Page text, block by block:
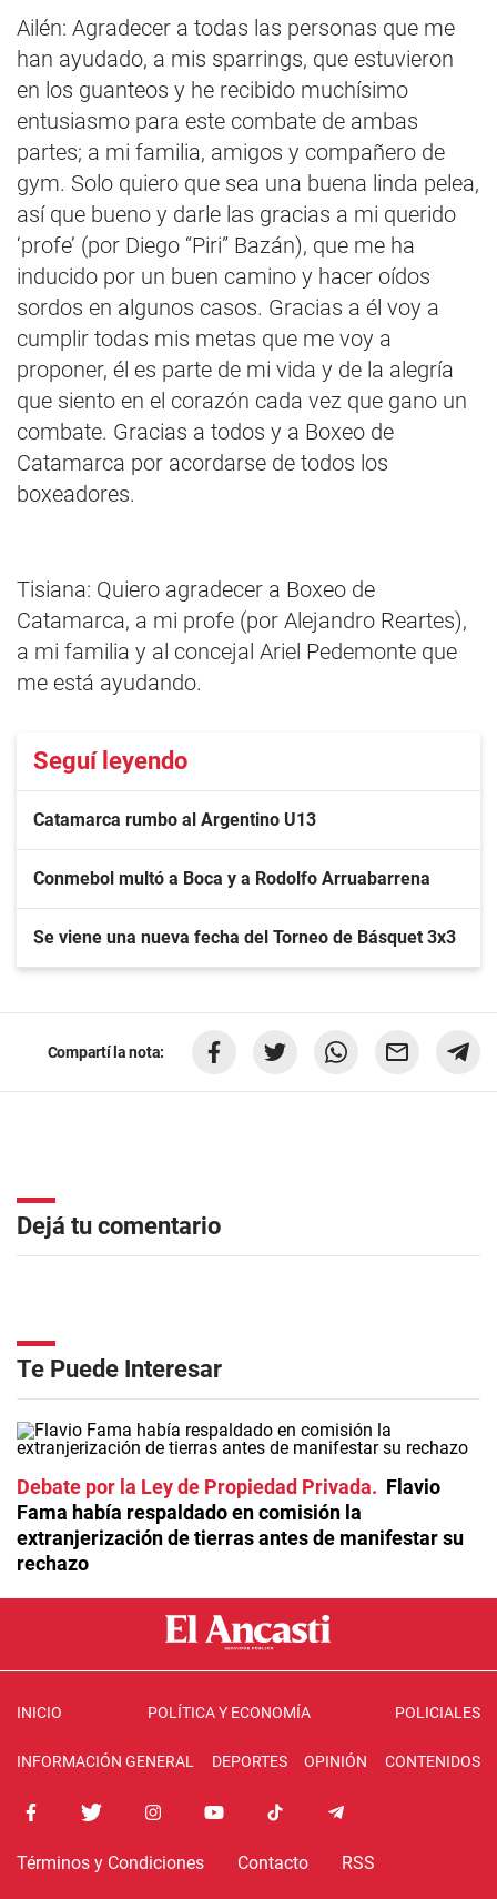
Ailén: Agradecer a todas las personas que me
han ayudado, a mis sparrings, que estuvieron
en los guanteos y he recibido muchísimo
entusiasmo para este combate de ambas
partes; a mi familia, amigos y compañero de
gym. Solo quiero que sea una buena linda pelea,
así que bueno y darle las gracias a mi querido
‘profe’ (por Diego “Piri” Bazán), que me ha
inducido por un buen camino y hacer oídos
sordos en algunos casos. Gracias a él voy a
cumplir todas mis metas que me voy a
proponer, él es parte de mi vida y de la alegría
que siento en el corazón cada vez que gano un
combate. Gracias a todos y a Boxeo de
Catamarca por acordarse de todos los
boxeadores.
Tisiana: Quiero agradecer a Boxeo de
Catamarca, a mi profe (por Alejandro Reartes),
a mi familia y al concejal Ariel Pedemonte que
me está ayudando.
Seguí leyendo
Catamarca rumbo al Argentino U13
Conmebol multó a Boca y a Rodolfo Arruabarrena
Se viene una nueva fecha del Torneo de Básquet 3x3
Compartí la nota:
Dejá tu comentario
Te Puede Interesar
Debate por la Ley de Propiedad Privada
Flavio
Fama había respaldado en comisión la
extranjerización de tierras antes de manifestar su
rechazo
INICIO POLÍTICA Y ECONOMÍA POLICIALES
INFORMACIÓN GENERAL DEPORTES OPINIÓN CONTENIDOS
Términos y Condiciones Contacto RSS